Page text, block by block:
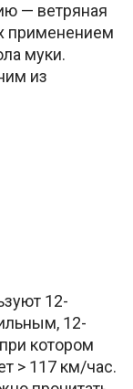
— ветряная
применением
муки.
из
12-
12-
котором
> 117 км/час.